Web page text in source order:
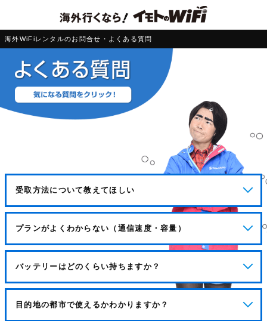
海外WiFiレンタルのお問合せ・よくある質問
受取方法について教えてほしい
プランがよくわからない（通信速度・容量）
バッテリーはどのくらい持ちますか？
目的地の都市で使えるかわかりますか？